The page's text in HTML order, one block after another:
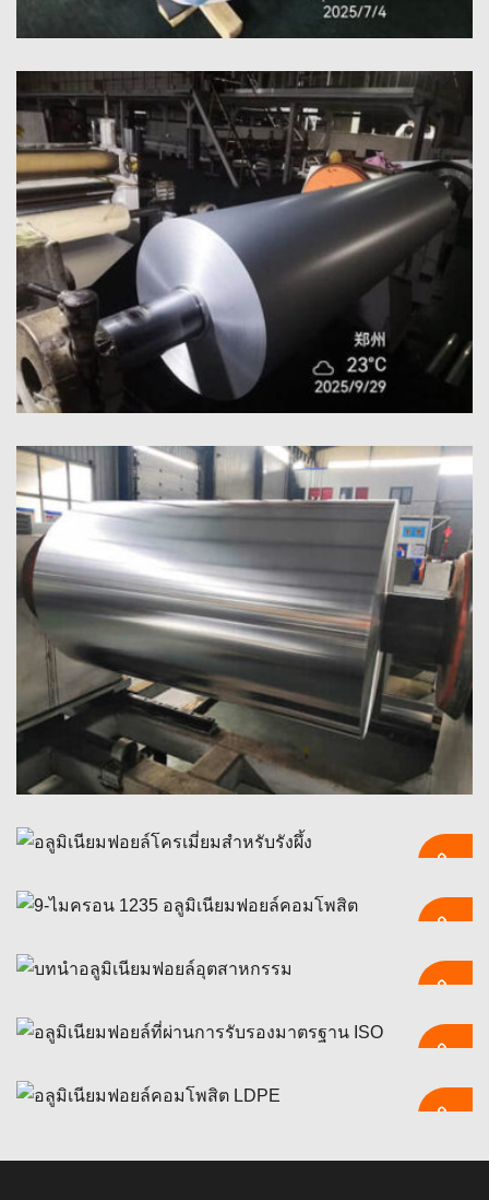
ม้วนอลูมิเนียมฟอยล์เคลือบ PE
ม้วนฟอยล์อลูมิเนียมเคลือบ PE คุณภาพสูงให้การปกป้องพื้นผิวที่ดี
เยี่ยม, ต้านทานความชื้น, และประสิทธิภาพที่เชื่อถือได้สำหรับบรรจุ
ภัณฑ์และฉนวน.
อลูมิเนียมฟอยล์บรรจุภัณฑ์พุพองยา
ค้นพบอลูมิเนียมฟอยล์บรรจุภัณฑ์พุพองยาที่มีความชื้นที่เหนือกว่า,
ออกซิเจน, และป้องกันแสง. เหมาะสำหรับความปลอดภัย, มั่นคง,
และบรรจุภัณฑ์ยาที่ได้มาตรฐาน.
8021 อลูมิเนียมฟอยล์ขึ้นรูปเย็น
8021 อลูมิเนียมฟอยล์ขึ้นรูปเย็นได้รับการออกแบบสำหรับบรรจุภัณฑ์
อลูมิเนียมฟอยล์โครเมี่ยมสำหรับรังผึ้ง
อลูมิเนียมฟอยล์โครมที่ผ่านการรับรองจากซัพพลายเออร์สำหรับการ
ตรวจสอบความถูกต้องของแผงแบบผูกมัดบทความแรกและการตรวจ
สอบย้อนกลับ CoA เต็มรูปแบบเพื่อการรับรองซัพพลายเออร์ที่รวดเร็ว.
9-ไมครอน 1235 อลูมิเนียมฟอยล์คอมโพสิต
บางเฉียบ 9 ไมครอน 1235 อลูมิเนียมฟอยล์คอมโพสิตให้แสงระดับ
พิสูจน์แล้วสำหรับการฝา, แผลพุพองและถุง.
อลูมิเนียมฟอยล์อุตสาหกรรม
สำรวจอลูมิเนียมฟอยล์อุตสาหกรรมเพื่อเป็นฉนวน, บรรจุภัณฑ์, และ
อลูมิเนียมฟอยล์ที่ผ่านการรับรองมาตรฐาน
อลูมิเนียมฟอยล์คอมโพสิต LDPE | สิ่งกีดขวาง